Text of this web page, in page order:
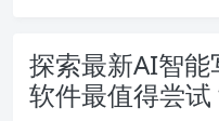
探索最新AI智
软件最值得尝试